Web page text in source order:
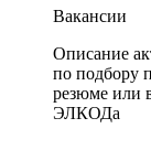
Вакансии
Описание
по подбору
резюме или
ЭЛКОДа